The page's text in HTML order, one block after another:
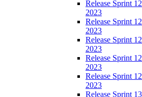
Release Sprint
2023
Release Sprint
2023
Release Sprint
2023
Release Sprint
2023
Release Sprint
2023
Release Sprint